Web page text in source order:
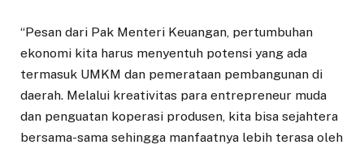
“Pesan dari Pak Menteri Keuangan, pertumbuhan
ekonomi kita harus menyentuh potensi yang ada
termasuk UMKM dan pemerataan pembangunan di
daerah. Melalui kreativitas para entrepreneur muda
dan penguatan koperasi produsen, kita bisa sejahtera
bersama-sama sehingga manfaatnya lebih terasa oleh